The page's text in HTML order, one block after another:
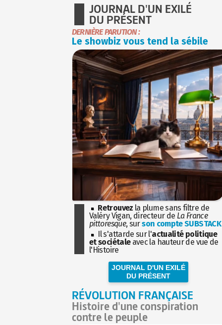
JOURNAL D'UN EXILÉ
DU PRÉSENT
DERNIÈRE PARUTION :
Le showbiz vous tend la sébile
Retrouvez la plume sans filtre de
Valéry Vigan, directeur de La France
pittoresque, surson compte SUBSTACK
Il s'attarde sur l'actualité politique
et sociétaleavec la hauteur de vue de
l'Histoire
JOURNAL D'UN EXILÉ
DU PRÉSENT
RÉVOLUTION FRANÇAISE
Histoire d'une conspiration
contre le peuple